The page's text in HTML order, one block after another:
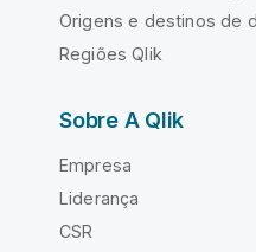
Origens e destinos de
Regiões Qlik
Sobre A Qlik
Empresa
Liderança
CSR